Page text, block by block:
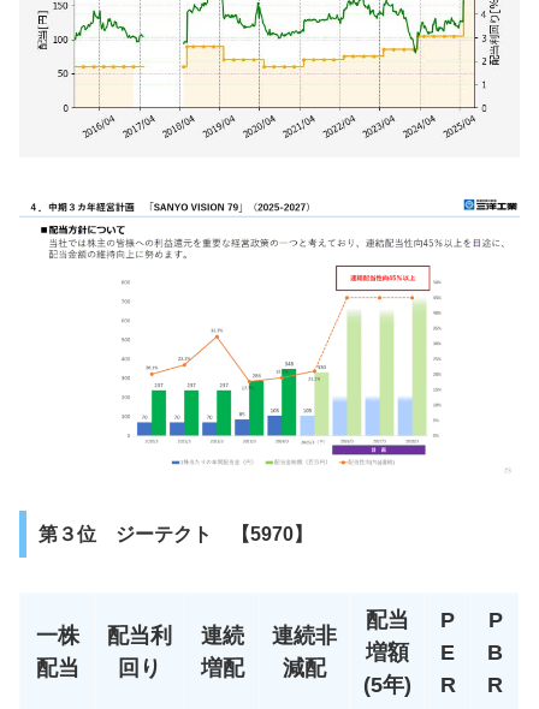
第３位 ジーテクト 【5970】
一株
配当
配当利
回り
連続
増配
連続非
減配
配当
増額
(5年)
P
E
R
P
B
R